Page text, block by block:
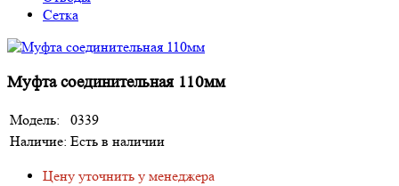
Сетка
Муфта соединительная 110мм
Модель:
0339
Наличие: Есть в наличии
Цену уточнить у менеджера